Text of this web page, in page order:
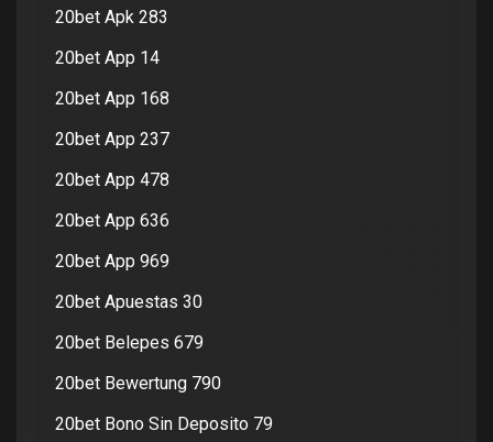
20bet Apk 283
20bet App 14
20bet App 168
20bet App 237
20bet App 478
20bet App 636
20bet App 969
20bet Apuestas 30
20bet Belepes 679
20bet Bewertung 790
20bet Bono Sin Deposito 79